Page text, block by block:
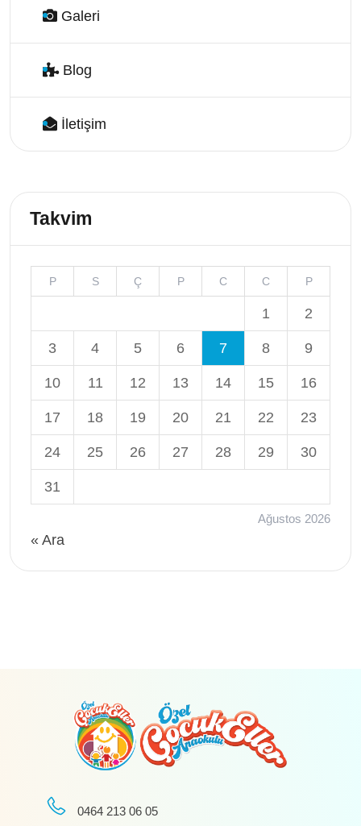
Galeri
Blog
İletişim
Takvim
Ağustos 2026
P S Ç P C C P
1 2
3 4 5 6 7 8 9
10 11 12 13 14 15 16
17 18 19 20 21 22 23
24 25 26 27 28 29 30
31
« Ara
0464 213 06 05